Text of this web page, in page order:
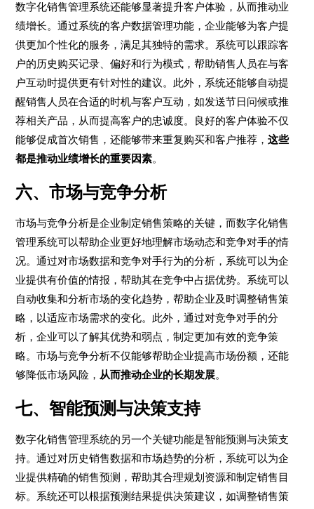
数字化销售管理系统还能够显著提升客户体验，从而推动业
绩增长。通过系统的客户数据管理功能，企业能够为客户提
供更加个性化的服务，满足其独特的需求。系统可以跟踪客
户的历史购买记录、偏好和行为模式，帮助销售人员在与客
户互动时提供更有针对性的建议。此外，系统还能够自动提
醒销售人员在合适的时机与客户互动，如发送节日问候或推
荐相关产品，从而提高客户的忠诚度。良好的客户体验不仅
能够促成首次销售，还能够带来重复购买和客户推荐，这些
都是推动业绩增长的重要因素。
六、市场与竞争分析
市场与竞争分析是企业制定销售策略的关键，而数字化销售
管理系统可以帮助企业更好地理解市场动态和竞争对手的情
况。通过对市场数据和竞争对手行为的分析，系统可以为企
业提供有价值的情报，帮助其在竞争中占据优势。系统可以
自动收集和分析市场的变化趋势，帮助企业及时调整销售策
略，以适应市场需求的变化。此外，通过对竞争对手的分
析，企业可以了解其优势和弱点，制定更加有效的竞争策
略。市场与竞争分析不仅能够帮助企业提高市场份额，还能
够降低市场风险， 从而推动企业的长期发展。
七、智能预测与决策支持
数字化销售管理系统的另一个关键功能是智能预测与决策支
持。通过对历史销售数据和市场趋势的分析，系统可以为企
业提供精确的销售预测，帮助其合理规划资源和制定销售目
标。系统还可以根据预测结果提供决策建议，如调整销售策